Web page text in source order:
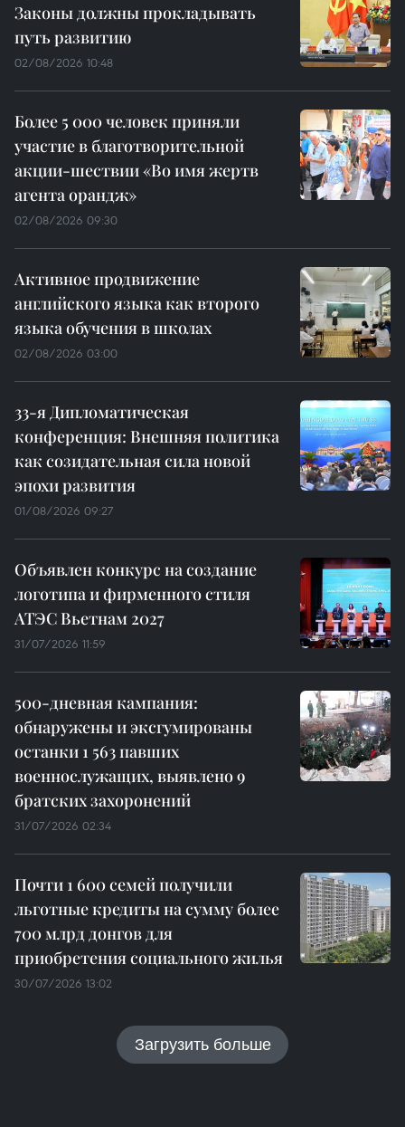
Законы должны прокладывать
путь развитию
02/08/2026 10:48
Более 5 000 человек приняли
участие в благотворительной
акции-шествии «Во имя жертв
агента орандж»
02/08/2026 09:30
Активное продвижение
английского языка как второго
языка обучения в школах
02/08/2026 03:00
33-я Дипломатическая
конференция: Внешняя политика
как созидательная сила новой
эпохи развития
01/08/2026 09:27
Объявлен конкурс на создание
логотипа и фирменного стиля
АТЭС Вьетнам 2027
31/07/2026 11:59
500-дневная кампания:
обнаружены и эксгумированы
останки 1 563 павших
военнослужащих, выявлено 9
братских захоронений
31/07/2026 02:34
Почти 1 600 семей получили
льготные кредиты на сумму более
700 млрд донгов для
приобретения социального жилья
30/07/2026 13:02
Загрузить больше